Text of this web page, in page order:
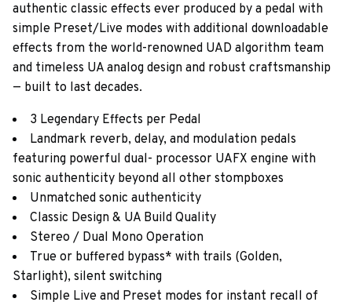
authentic classic effects ever produced by a pedal with
simple Preset/Live modes with additional downloadable
effects from the world-renowned UAD algorithm team
and timeless UA analog design and robust craftsmanship
— built to last decades.
3 Legendary Effects per Pedal
Landmark reverb, delay, and modulation pedals
featuring powerful dual- processor UAFX engine with
sonic authenticity beyond all other stompboxes
Unmatched sonic authenticity
Classic Design & UA Build Quality
Stereo / Dual Mono Operation
True or buffered bypass* with trails (Golden,
Starlight), silent switching
Simple Live and Preset modes for instant recall of